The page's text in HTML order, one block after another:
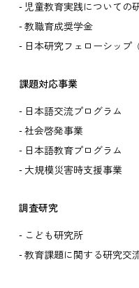
児童教育実践についての
教職育成奨学金
日本研究フェローシップ
課題対応事業
日本語交流プログラム
社会啓発事業
日本語教育プログラム
大規模災害時支援事業
調査研究
こども研究所
教育課題に関する研究交